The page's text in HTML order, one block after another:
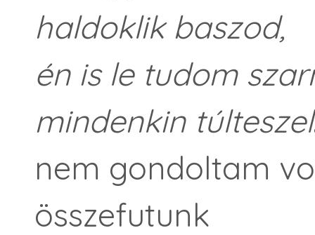
haldoklik baszod,
én is le tudom
mindenkin túlteszel
nem gondoltam
összefutunk